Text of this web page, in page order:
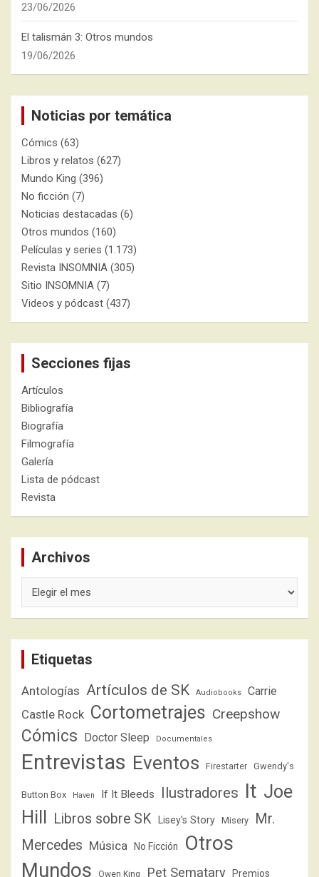
23/06/2026
El talismán 3: Otros mundos
19/06/2026
Noticias por temática
Cómics (63)
Libros y relatos (627)
Mundo King (396)
No ficción (7)
Noticias destacadas (6)
Otros mundos (160)
Películas y series (1.173)
Revista INSOMNIA (305)
Sitio INSOMNIA (7)
Videos y pódcast (437)
Secciones fijas
Artículos
Bibliografía
Biografía
Filmografía
Galería
Lista de pódcast
Revista
Archivos
Etiquetas
Antologías Artículos de SK Audiobooks Carrie
Castle Rock Cortometrajes Creepshow
Cómics Doctor Sleep Documentales
Entrevistas Eventos Firestarter Gwendy's
Button Box Haven If It Bleeds Ilustradores It Joe
Hill
Libros sobre SK Lisey's Story Misery
Mr.
Mercedes Música No Ficción
Otros
Mundos
Owen King Pet Sematary Premios